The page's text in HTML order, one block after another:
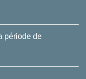
période de